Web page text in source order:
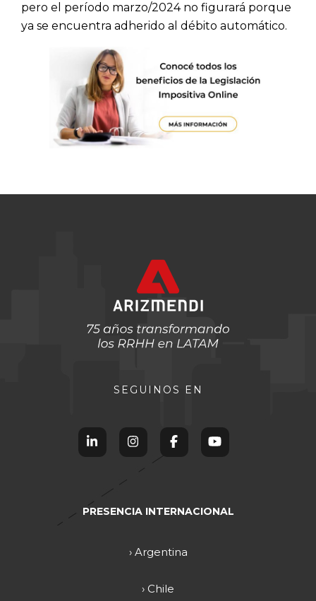
pero el período marzo/2024 no figurará porque
ya se encuentra adherido al débito automático.
SEGUINOS EN
PRESENCIA INTERNACIONAL
› Argentina
› Chile